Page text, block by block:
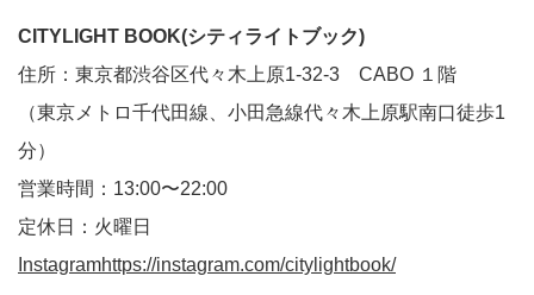
CITYLIGHT BOOK(シティライトブック)
住所：東京都渋谷区代々木上原1-32-3 CABO １階
（東京メトロ千代田線、小田急線代々木上原駅南口徒歩1
分）
営業時間：13:00〜22:00
定休日：火曜日
Instagramhttps://instagram.com/citylightbook/